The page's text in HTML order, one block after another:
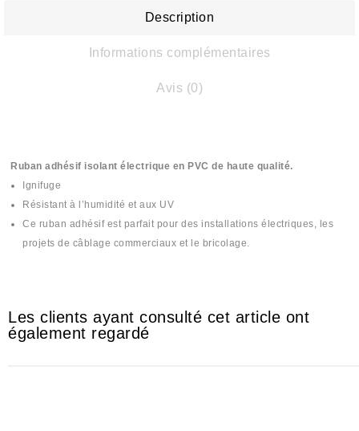
Description
Informations complémentaires
Avis (0)
Ruban adhésif isolant électrique en PVC de haute qualité.
Ignifuge
Résistant à l’humidité et aux UV
Ce ruban adhésif est parfait pour des installations électriques, les
projets de câblage commerciaux et le bricolage.
Les clients ayant consulté cet article ont
également regardé